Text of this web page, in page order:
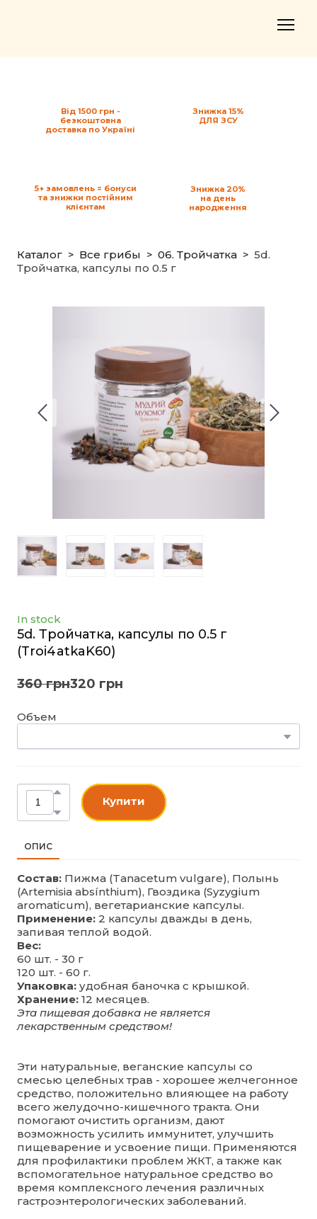
Знижка 15%
ДЛЯ ЗСУ
Від 1500 грн -
безкоштовна
доставка по Україні
5+ замовлень = бонуси
та знижки постійним
клієнтам
Знижка 20%
на день
народження
Каталог Все грибы 06. Тройчатка
5d.
Тройчатка, капсулы по 0.5 г
In stock
5d. Тройчатка, капсулы по 0.5 г
(Troi4atkaK60)
360 грн320 грн
Объем
Купити
ОПИС
Состав: Пижма (Tanacetum vulgare), Полынь
(Artemisia absínthium), Гвоздика (Syzygium
aromaticum), вегетарианские капсулы.
Применение: 2 капсулы дважды в день,
запивая теплой водой.
Вес:
60 шт. - 30 г
120 шт. - 60 г.
Упаковка: удобная баночка с крышкой.
Хранение: 12 месяцев.
Эта пищевая добавка не является
лекарственным средством!
Эти натуральные, веганские капсулы со
смесью целебных трав - хорошее желчегонное
средство, положительно влияющее на работу
всего желудочно-кишечного тракта. Они
помогают очистить организм, дают
возможность усилить иммунитет, улучшить
пищеварение и усвоение пищи. Применяются
для профилактики проблем ЖКТ, а также как
вспомогательное натуральное средство во
время комплексного лечения различных
гастроэнтерологических заболеваний.